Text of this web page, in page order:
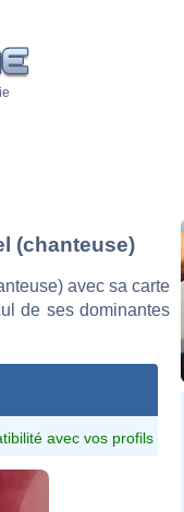
(chanteuse)
avec sa carte
de ses dominantes
avec vos profils